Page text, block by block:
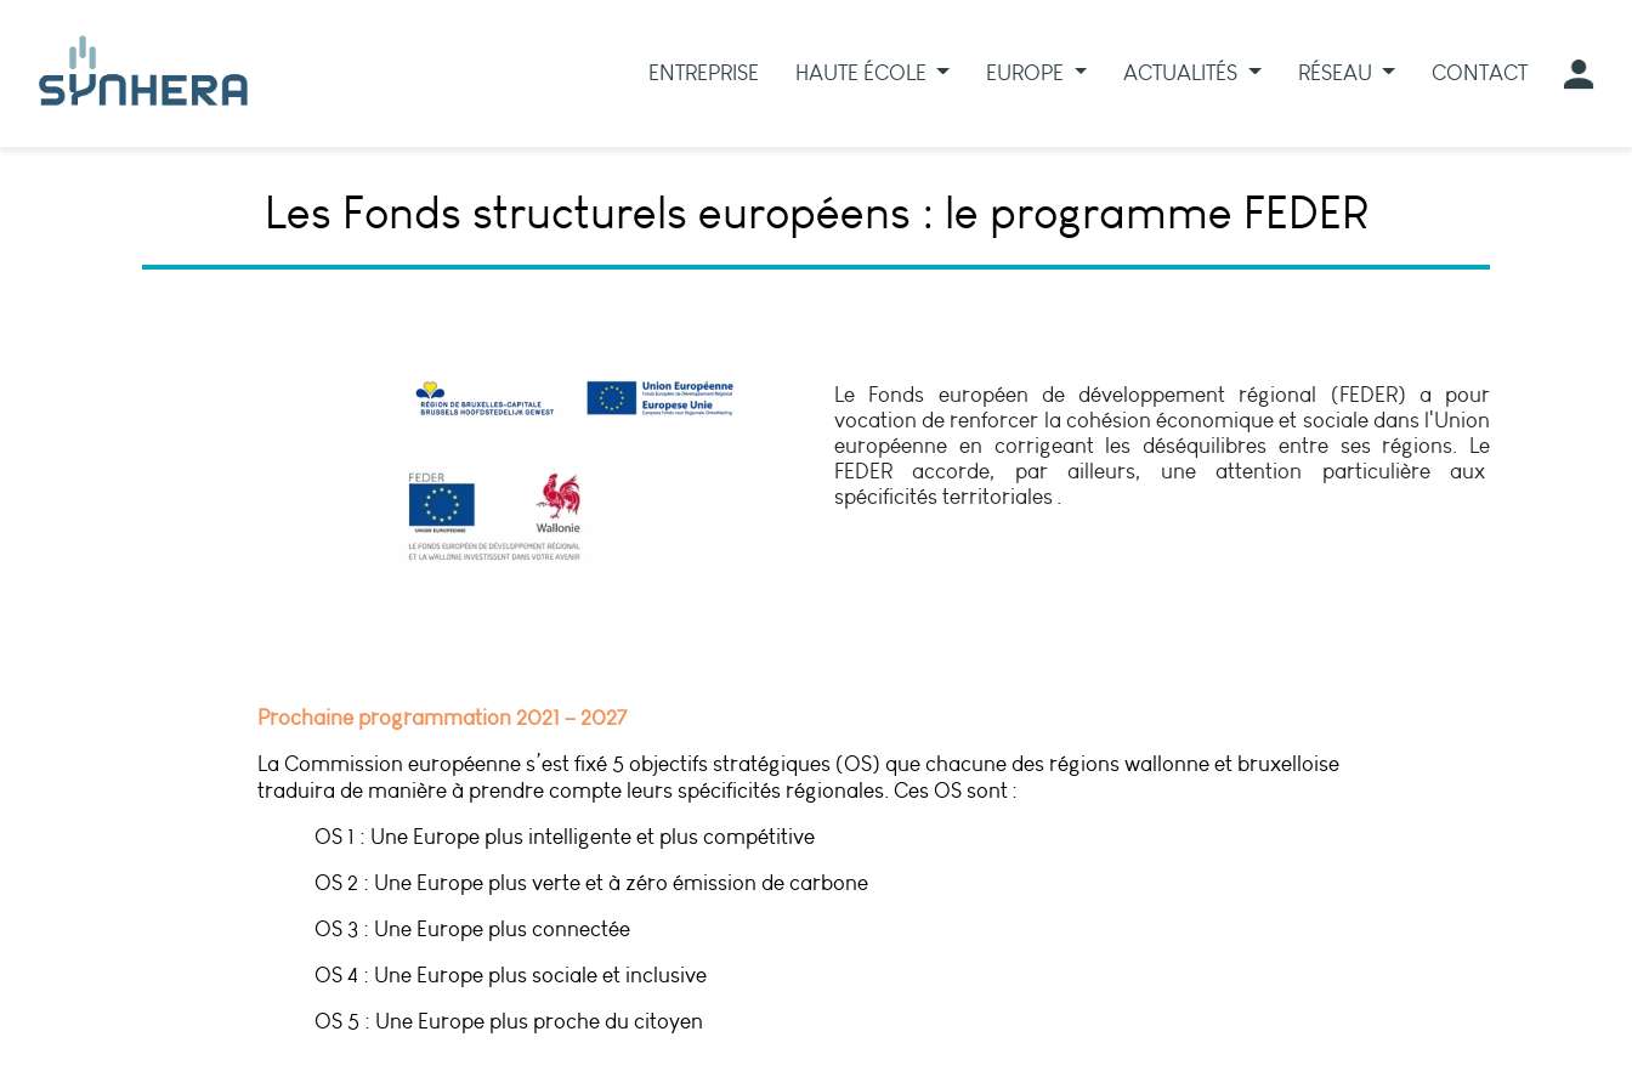
ENTREPRISE HAUTE ÉCOLE EUROPE ACTUALITÉS RÉSEAU CONTACT
Les Fonds structurels européens : le programme FEDER
Le Fonds européen de développement régional (FEDER) a pour
vocation de renforcer la cohésion économique et sociale dans l'Union
européenne en corrigeant les déséquilibres entre ses régions. Le
FEDER accorde, par ailleurs, une attention particulière aux
spécificités territoriales.
Prochaine programmation 2021 – 2027
La Commission européenne s’est fixé 5 objectifs stratégiques (OS) que chacune des régions wallonne et bruxelloise
traduira de manière à prendre compte leurs spécificités régionales. Ces OS sont :
OS 1 : Une Europe plus intelligente et plus compétitive
OS 2 : Une Europe plus verte et à zéro émission de carbone
OS 3 : Une Europe plus connectée
OS 4 : Une Europe plus sociale et inclusive
OS 5 : Une Europe plus proche du citoyen